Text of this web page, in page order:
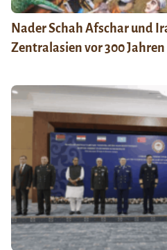
Nader Schah Afschar und
Zentralasien vor 300 Jahren